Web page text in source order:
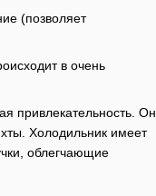
(позволяет
в очень
привлекательность. Он
Холодильник имеет
облегчающие